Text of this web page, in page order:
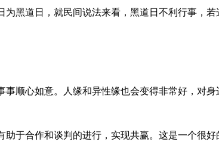
为黑道日，就民间说法来看，黑道日不利行事，
顺心如意。人缘和异性缘也会变得非常好，对
于合作和谈判的进行，实现共赢。这是一个很